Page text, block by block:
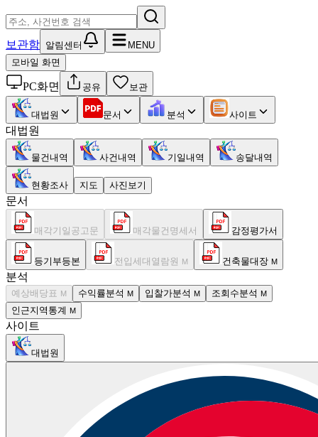
보관함 알림센터
MENU
모바일 화면
PC화면 공유 보관
대법원 문서 분석 사이트
대법원
물건내역 사건내역 기일내역 송달내역
현황조사 지도 사진보기
문서
매각기일공고문 매각물건명세서 감정평가서
등기부등본 전입세대열람원 M 건축물대장 M
분석
예상배당표 M 수익률분석 M 입찰가분석 M 조회수분석 M
인근지역통계 M
사이트
대법원